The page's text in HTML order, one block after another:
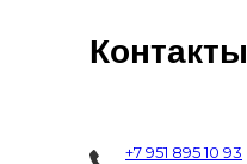
+7 951 895 10 93
Контакты